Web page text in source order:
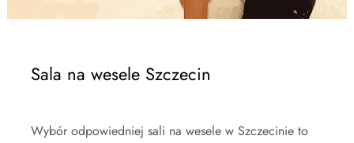
Sala na wesele Szczecin
Wybór odpowiedniej sali na wesele w Szczecinie to